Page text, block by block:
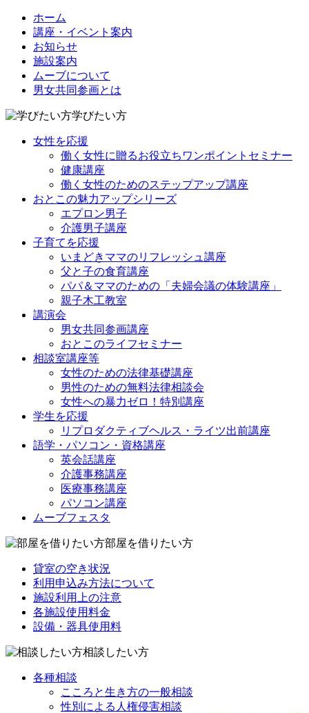
ホーム
講座・イベント案内
お知らせ
施設案内
ムーブについて
男女共同参画とは
学びたい方
女性を応援
働く女性に贈るお役立ちワンポイントセミナー
健康講座
働く女性のためのステップアップ講座
おとこの魅力アップシリーズ
エプロン男子
介護男子講座
子育てを応援
いまどきママのリフレッシュ講座
父と子の食育講座
パパ＆ママのための「夫婦会議の体験講座」
親子木工教室
講演会
男女共同参画講座
おとこのライフセミナー
相談室講座等
女性のための法律基礎講座
男性のための無料法律相談会
女性への暴力ゼロ！特別講座
学生を応援
リプロダクティブヘルス・ライツ出前講座
語学・パソコン・資格講座
英会話講座
介護事務講座
医療事務講座
パソコン講座
ムーブフェスタ
部屋を借りたい方
貸室の空き状況
利用申込み方法について
施設利用上の注意
各施設使用料金
設備・器具使用料
相談したい方
各種相談
こころと生き方の一般相談
性別による人権侵害相談